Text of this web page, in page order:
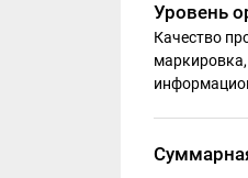
Уровень
Качество